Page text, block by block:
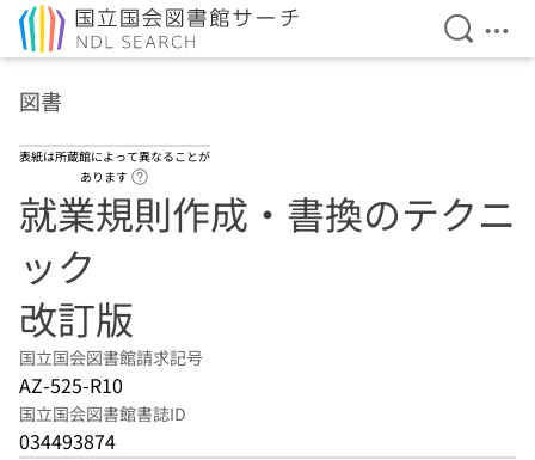
検索を
メ
図書
表紙は所蔵館によって異なることが
あります
就業規則作成・書換のテクニ
ック
改訂版
国立国会図書館請求記号
AZ-525-R10
国立国会図書館書誌ID
034493874